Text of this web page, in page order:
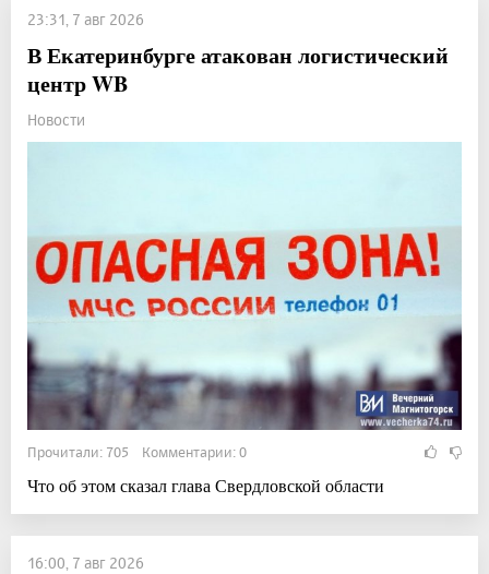
23:31, 7 авг 2026
В Екатеринбурге атакован логистический
центр WB
Новости
Прочитали: 705 Комментарии: 0
Что об этом сказал глава Свердловской области
16:00, 7 авг 2026